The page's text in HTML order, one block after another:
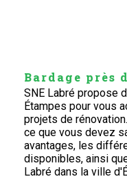
Bardage près
SNE Labré propose
Étampes pour vous
projets de
ce que vous devez
avantages, les
disponibles, ainsi
Labré dans la ville